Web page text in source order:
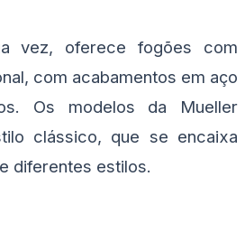
vez, oferece fogões com
com acabamentos em aço
Os modelos da Mueller
clássico, que se encaixa
diferentes estilos.